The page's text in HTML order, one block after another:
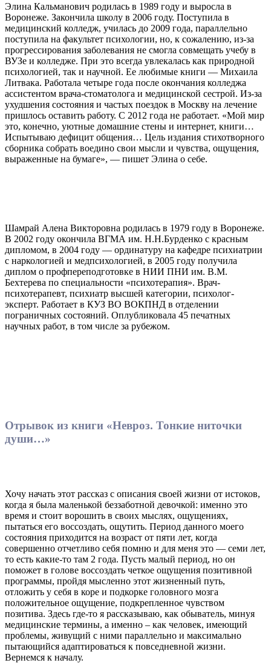
Элина Кальманович родилась в 1989 году и выросла в
Воронеже. Закончила школу в 2006 году. Поступила в
медицинский колледж, училась до 2009 года, параллельно
поступила на факультет психологии, но, к сожалению, из-за
прогрессирования заболевания не смогла совмещать учебу в
ВУЗе и колледже. При это всегда увлекалась как природной
психологией, так и научной. Ее любимые книги — Михаила
Литвака. Работала четыре года после окончания колледжа
ассистентом врача-стоматолога и медицинской сестрой. Из-за
ухудшения состояния и частых поездок в Москву на лечение
пришлось оставить работу. С 2012 года не работает. «Мой мир
это, конечно, уютные домашние стены и интернет, книги…
Испытываю дефицит общения… Цель издания стихотворного
сборника собрать воедино свои мысли и чувства, ощущения,
выраженные на бумаге», — пишет Элина о себе.
Шамрай Алена Викторовна родилась в 1979 году в Воронеже.
В 2002 году окончила ВГМА им. Н.Н.Бурденко с красным
дипломом, в 2004 году — ординатуру на кафедре психиатрии
с наркологией и медпсихологией, в 2005 году получила
диплом о профпереподготовке в НИИ ПНИ им. В.М.
Бехтерева по специальности «психотерапия». Врач-
психотерапевт, психиатр высшей категории, психолог-
эксперт. Работает в КУЗ ВО ВОКПНД в отделении
пограничных состояний. Оплубликовала 45 печатных
научных работ, в том числе за рубежом.
Отрывок из книги «Невроз. Тонкие ниточки
души…»
Хочу начать этот рассказ с описания своей жизни от истоков,
когда я была маленькой беззаботной девочкой: именно это
время и стоит ворошить в своих мыслях, ощущениях,
пытаться его воссоздать, ощутить. Период данного моего
состояния приходится на возраст от пяти лет, когда
совершенно отчетливо себя помню и для меня это — семи лет,
то есть какие-то там 2 года. Пусть малый период, но он
поможет в голове воссоздать четкое ощущения позитивной
программы, пройдя мысленно этот жизненный путь,
отложить у себя в коре и подкорке головного мозга
положительное ощущение, подкрепленное чувством
позитива. Здесь где-то я рассказываю, как обыватель, минуя
медицинские термины, а именно – как человек, имеющий
проблемы, живущий с ними параллельно и максимально
пытающийся адаптироваться к повседневной жизни.
Вернемся к началу.